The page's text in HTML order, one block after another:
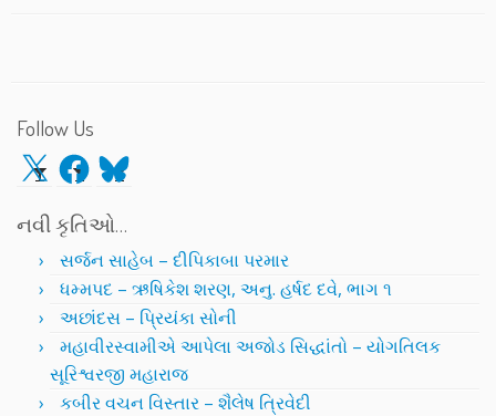
Follow Us
X Facebook
Bluesky
નવી કૃતિઓ…
સર્જન સાહેબ – દીપિકાબા પરમાર
ધમ્મપદ – ઋષિકેશ શરણ, અનુ. હર્ષદ દવે, ભાગ ૧
અછાંદસ – પ્રિયંકા સોની
મહાવીરસ્વામીએ આપેલા અજોડ સિદ્ધાંતો – યોગતિલક
સૂરિશ્વરજી મહારાજ
કબીર વચન વિસ્તાર – શૈલેષ ત્રિવેદી